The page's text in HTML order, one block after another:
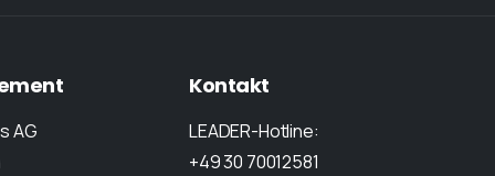
AG
Kontakt
LEADER-Hotline:
+49 30 70012581